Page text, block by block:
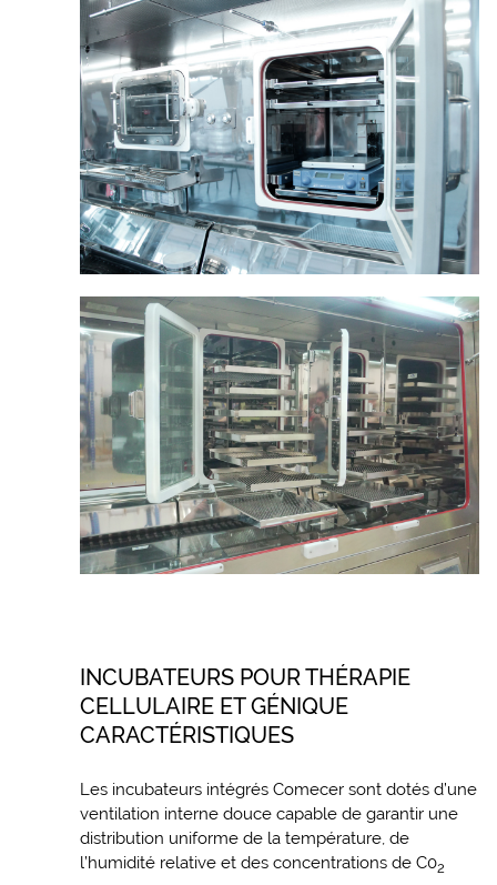
INCUBATEURS POUR THÉRAPIE
CELLULAIRE ET GÉNIQUE
CARACTÉRISTIQUES
Les incubateurs intégrés Comecer sont dotés d’une
ventilation interne douce capable de garantir une
distribution uniforme de la température, de
l’humidité relative et des concentrations de C02